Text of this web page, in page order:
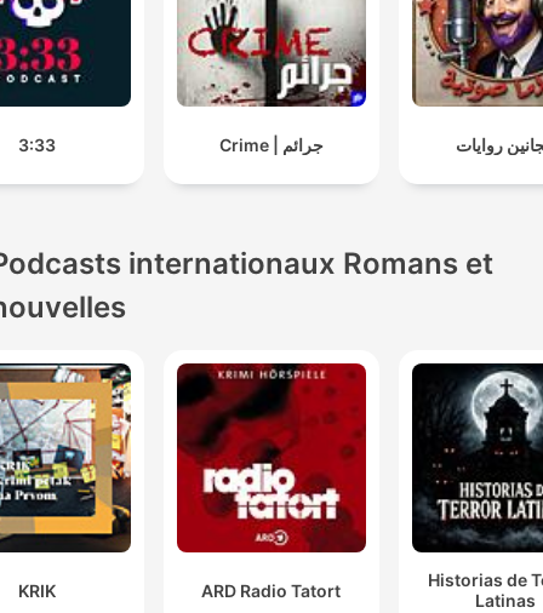
3:33 Crime | جرائم روايات
internationaux Romans et
KRIK ARD Radio Tatort
Historias de
Latinas